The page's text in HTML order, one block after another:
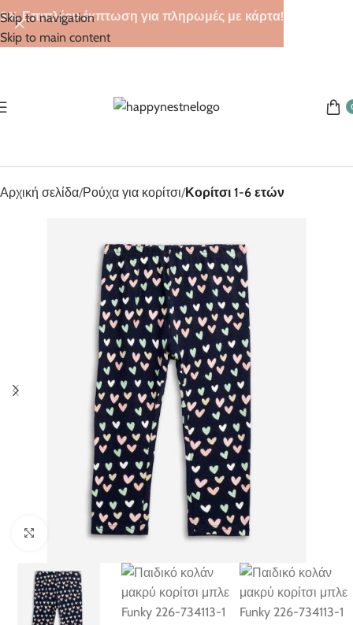
Skip to navigation
Skip to main content
Αρχική σελίδα Ρούχα για κορίτσι Κορίτσι 1-6 ετών
Click to enlarge
5% Επιπλέον έκπτωση για πληρωμές με κάρτα!